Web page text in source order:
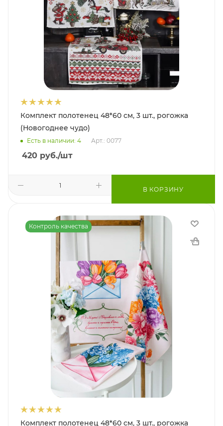
Комплект полотенец 48*60 см, 3 шт., рогожка
(Новогоднее чудо)
Есть в наличии: 4 Арт.: 0077
420 руб./шт
В КОРЗИНУ
Контроль качества
Комплект полотенец 48*60 см, 3 шт., рогожка